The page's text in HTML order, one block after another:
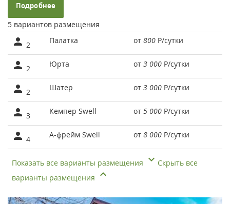
Подробнее
5 вариантов размещения
2 Палатка от 800 Р/сутки
2 Юрта от 3 000 Р/сутки
2 Шатер от 3 000 Р/сутки
3 Кемпер Swell от 5 000 Р/сутки
4 А-фрейм Swell от 8 000 Р/сутки
Показать все варианты размещения
Скрыть все
варианты размещения